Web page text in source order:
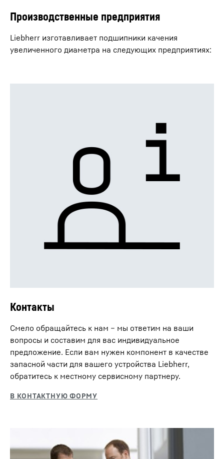
Производственные предприятия
Liebherr изготавливает подшипники качения
увеличенного диаметра на следующих предприятиях:
Контакты
Смело обращайтесь к нам – мы ответим на ваши
вопросы и составим для вас индивидуальное
предложение. Если вам нужен компонент в качестве
запасной части для вашего устройства Liebherr,
обратитесь к местному сервисному партнеру.